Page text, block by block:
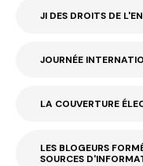
JI DES DROITS DE
JOURNÉE
LA COUVERTURE
LES BLOGEURS
SOURCES